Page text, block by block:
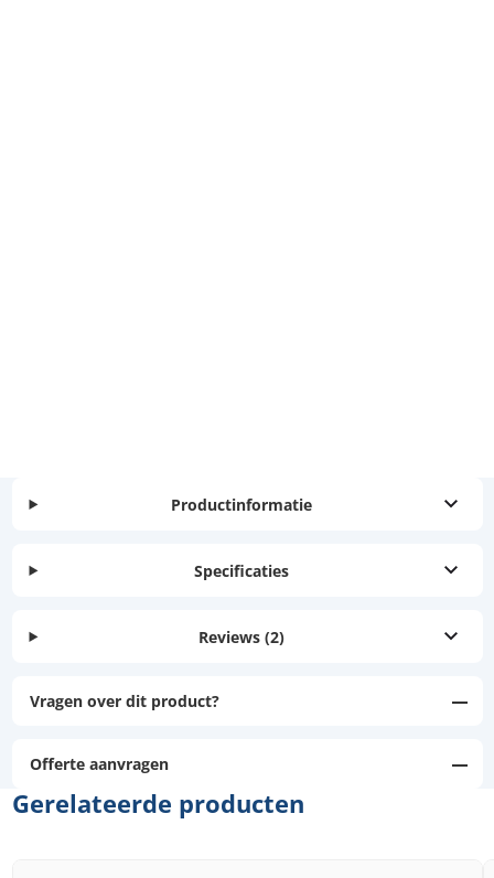
Productinformatie
Specificaties
Reviews (2)
Vragen over dit product?
Offerte aanvragen
Gerelateerde producten